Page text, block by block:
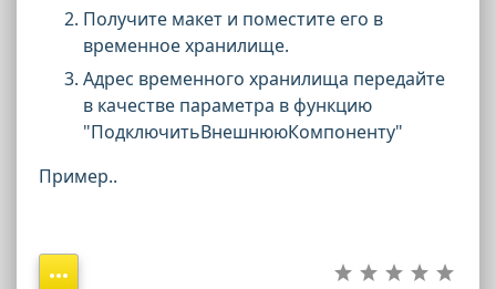
Получите макет и поместите его в
временное хранилище.
Адрес временного хранилища передайте
в качестве параметра в функцию
"ПодключитьВнешнююКомпоненту"
Пример..